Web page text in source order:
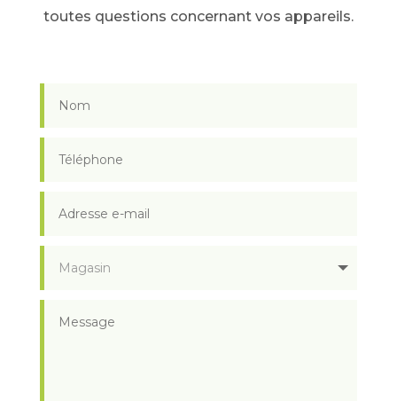
toutes questions concernant vos appareils.